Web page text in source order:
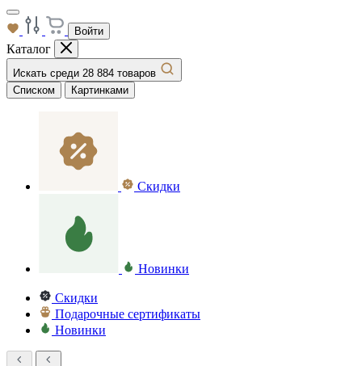
Войти
Каталог
Искать среди 28 884 товаров
Списком
Картинками
Скидки
Новинки
Скидки
Подарочные сертификаты
Новинки